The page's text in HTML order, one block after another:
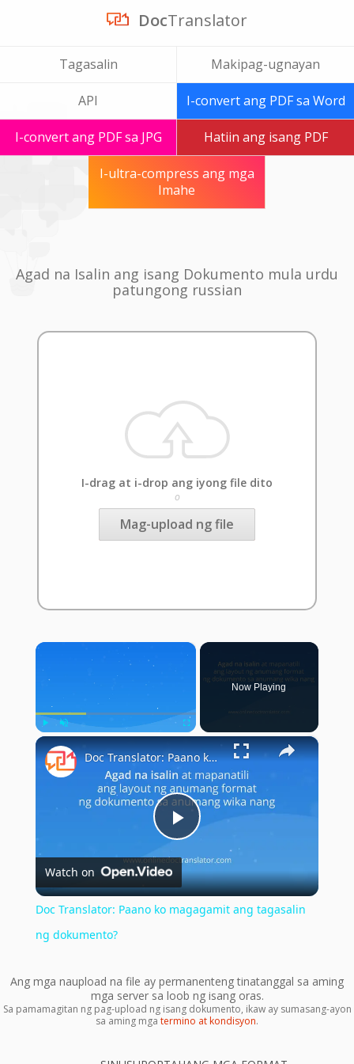
DocTranslator
Tagasalin Makipag-ugnayan
API I-convert ang PDF sa Word
I-convert ang PDF sa JPG Hatiin ang isang PDF
I-ultra-compress ang mga
Imahe
Agad na Isalin ang isang Dokumento mula urdu
patungong russian
I-drag at i-drop ang iyong file dito
o
Mag-upload ng file
×
Play Unmute Fullscreen
Now Playing
×
Play
Video
Doc Translator: Paano ko magagamit ang tagasalin ng dokumento?
Watch on
Doc Translator: Paano ko magagamit ang tagasalin
ng dokumento?
Ang mga naupload na file ay permanenteng tinatanggal sa aming
mga server sa loob ng isang oras.
Sa pamamagitan ng pag-upload ng isang dokumento, ikaw ay sumasang-ayon
sa aming mga termino at kondisyon.